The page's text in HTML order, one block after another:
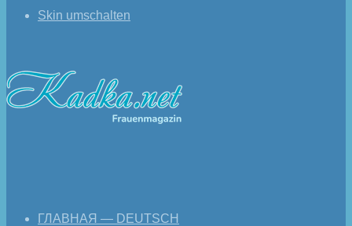
Skin umschalten
ГЛАВНАЯ — DEUTSCH